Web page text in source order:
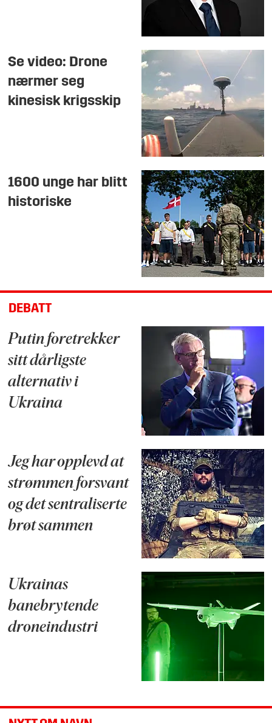
Se video: Drone
nærmer seg
kinesisk krigsskip
1600 unge har blitt
historiske
DEBATT
Putin foretrekker
sitt dårligste
alternativ i
Ukraina
Jeg har opplevd at
strømmen forsvant
og det sentraliserte
brøt sammen
Ukrainas
banebrytende
droneindustri